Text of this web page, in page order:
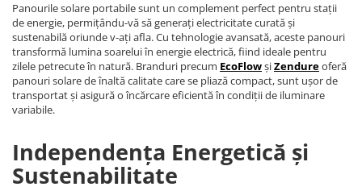
Panourile solare portabile sunt un complement perfect pentru stații
de energie, permițându-vă să generați electricitate curată și
sustenabilă oriunde v-ați afla. Cu tehnologie avansată, aceste panouri
transformă lumina soarelui în energie electrică, fiind ideale pentru
zilele petrecute în natură. Branduri precum EcoFlowșiZendureoferă
panouri solare de înaltă calitate care se pliază compact, sunt ușor de
transportat și asigură o încărcare eficientă în condiții de iluminare
variabile.
Independența Energetică și
Sustenabilitate